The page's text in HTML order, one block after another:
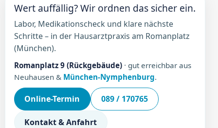
Wert auffällig? Wir ordnen das sicher ein.
Labor, Medikationscheck und klare nächste
Schritte – in der Hausarztpraxis am Romanplatz
(München).
Romanplatz 9 (Rückgebäude)· gut erreichbar aus
Neuhausen & München-Nymphenburg.
Online-Termin 089 / 170765
Kontakt & Anfahrt